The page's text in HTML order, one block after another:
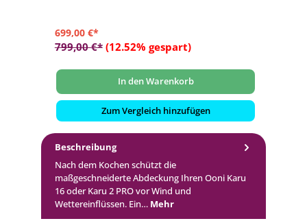
699,00 €*
799,00 €* (12.52% gespart)
In den Warenkorb
Zum Vergleich hinzufügen
Beschreibung
Nach dem Kochen schützt die
maßgeschneiderte Abdeckung Ihren Ooni Karu
16 oder Karu 2 PRO vor Wind und
Wettereinflüssen. Ein… Mehr